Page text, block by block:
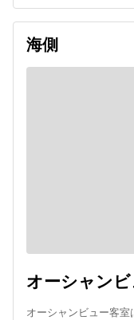
海側
オーシャン
オーシャンビュー客